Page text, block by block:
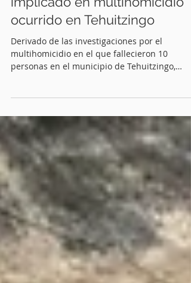
Felipe P. Mecinas
3 jul
2 min de lectura
Detiene FGE a segundo
implicado en multihomicidio
multihomicidio en el que fallecieron 10
personas en el municipio de Tehuitzingo,
ocurrido en mayo pasado, la Fiscalía General
del Estado de Puebla (FGE) logró la captura de
Santos N., de 45 años de edad, el segundo
implicado en los hechos violentos.